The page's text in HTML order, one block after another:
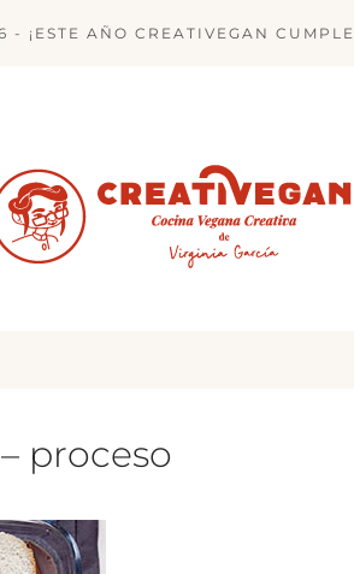
- ¡ESTE AÑO CREATIVEGAN CUMPLE
proceso